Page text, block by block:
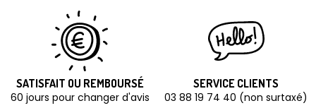
SATISFAIT OU REMBOURSÉ
60 jours pour changer d'avis
SERVICE CLIENTS
03 88 19 74 40 (non surtaxé)